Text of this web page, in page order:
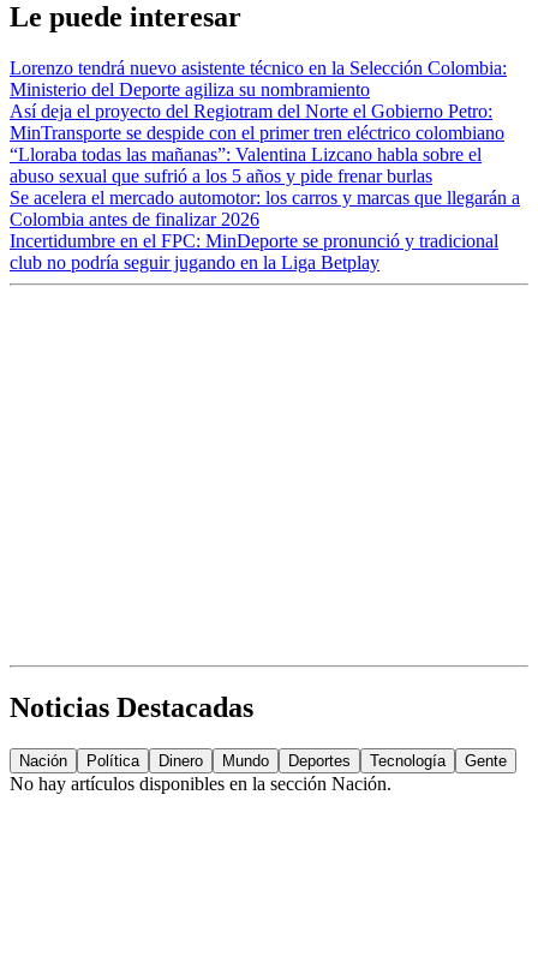
Le puede interesar
Lorenzo tendrá nuevo asistente técnico en la Selección Colombia:
Ministerio del Deporte agiliza su nombramiento
Así deja el proyecto del Regiotram del Norte el Gobierno Petro:
MinTransporte se despide con el primer tren eléctrico colombiano
“Lloraba todas las mañanas”: Valentina Lizcano habla sobre el
abuso sexual que sufrió a los 5 años y pide frenar burlas
Se acelera el mercado automotor: los carros y marcas que llegarán a
Colombia antes de finalizar 2026
Incertidumbre en el FPC: MinDeporte se pronunció y tradicional
club no podría seguir jugando en la Liga Betplay
Noticias Destacadas
Nación Política Dinero Mundo Deportes Tecnología Gente
No hay artículos disponibles en la sección Nación.